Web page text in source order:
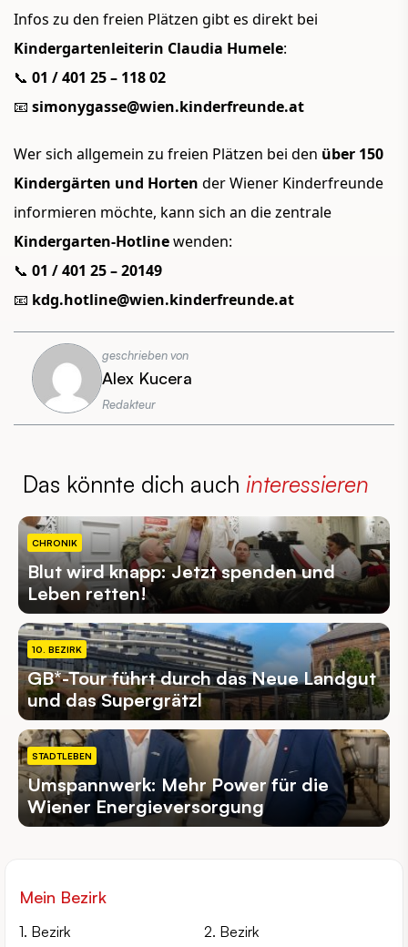
Infos zu den freien Plätzen gibt es direkt bei
Kindergartenleiterin Claudia Humele:
📞 01 / 401 25 – 118 02
📧 simonygasse@wien.kinderfreunde.at
Wer sich allgemein zu freien Plätzen bei den über 150
Kindergärten und Horten der Wiener Kinderfreunde
informieren möchte, kann sich an die zentrale
Kindergarten-Hotlinewenden:
📞 01 / 401 25 – 20149
📧 kdg.hotline@wien.kinderfreunde.at
geschrieben von
Alex Kucera
Redakteur
Das könnte dich auch interessieren
CHRONIK
Blut wird knapp: Jetzt spenden und
Leben retten!
10. BEZIRK
GB*-Tour führt durch das Neue Landgut
und das Supergrätzl
STADTLEBEN
Umspannwerk: Mehr Power für die
Wiener Energieversorgung
Mein Bezirk
1. Bezirk
2. Bezirk